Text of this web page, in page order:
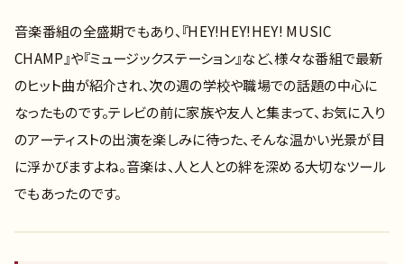
音楽番組の全盛期でもあり、『HEY!HEY!HEY! MUSIC
CHAMP』や『ミュージックステーション』など、様々な番組で最新
のヒット曲が紹介され、次の週の学校や職場での話題の中心に
なったものです。テレビの前に家族や友人と集まって、お気に入り
のアーティストの出演を楽しみに待った、そんな温かい光景が目
に浮かびますよね。音楽は、人と人との絆を深める大切なツール
でもあったのです。